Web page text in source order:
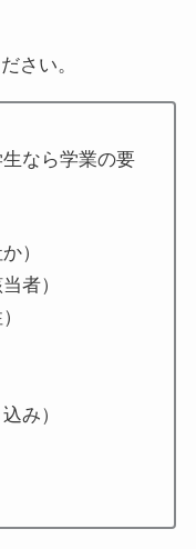
さい。
なら学業の要
）
者）
み）